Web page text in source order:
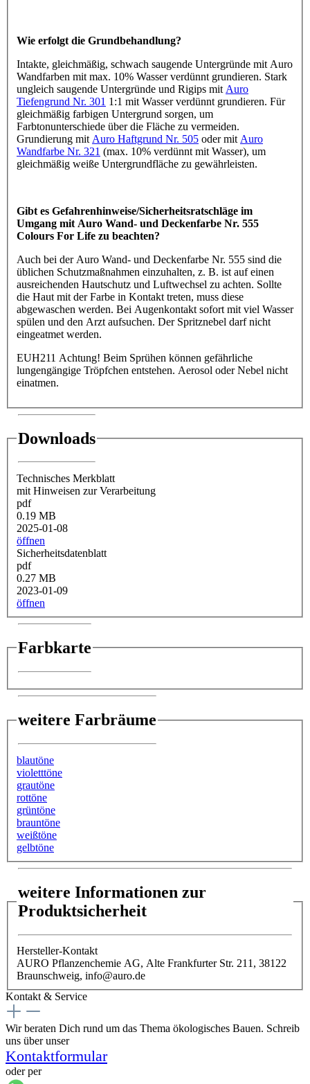
Wie erfolgt die Grundbehandlung?
Intakte, gleichmäßig, schwach saugende Untergründe mit Auro
Wandfarben mit max. 10% Wasser verdünnt grundieren. Stark
ungleich saugende Untergründe und Rigips mit Auro
Tiefengrund Nr. 301 1:1 mit Wasser verdünnt grundieren. Für
gleichmäßig farbigen Untergrund sorgen, um
Farbtonunterschiede über die Fläche zu vermeiden.
Grundierung mit Auro Haftgrund Nr. 505 oder mit Auro
Wandfarbe Nr. 321 (max. 10% verdünnt mit Wasser), um
gleichmäßig weiße Untergrundfläche zu gewährleisten.
Gibt es Gefahrenhinweise/Sicherheitsratschläge im
Umgang mit Auro Wand- und Deckenfarbe Nr. 555
Colours For Life zu beachten?
Auch bei der Auro Wand- und Deckenfarbe Nr. 555 sind die
üblichen Schutzmaßnahmen einzuhalten, z. B. ist auf einen
ausreichenden Hautschutz und Luftwechsel zu achten. Sollte
die Haut mit der Farbe in Kontakt treten, muss diese
abgewaschen werden. Bei Augenkontakt sofort mit viel Wasser
spülen und den Arzt aufsuchen. Der Spritznebel darf nicht
eingeatmet werden.
EUH211 Achtung! Beim Sprühen können gefährliche
lungengängige Tröpfchen entstehen. Aerosol oder Nebel nicht
einatmen.
Downloads
Technisches Merkblatt
mit Hinweisen zur Verarbeitung
pdf
0.19 MB
2025-01-08
öffnen
Sicherheitsdatenblatt
pdf
0.27 MB
2023-01-09
öffnen
Farbkarte
weitere Farbräume
blautöne
violetttöne
grautöne
rottöne
grüntöne
brauntöne
weißtöne
gelbtöne
weitere Informationen zur
Produktsicherheit
Hersteller-Kontakt
AURO Pflanzenchemie AG, Alte Frankfurter Str. 211, 38122
Braunschweig, info@auro.de
Kontakt & Service
Wir beraten Dich rund um das Thema ökologisches Bauen. Schreib
uns über unser
Kontaktformular
oder per